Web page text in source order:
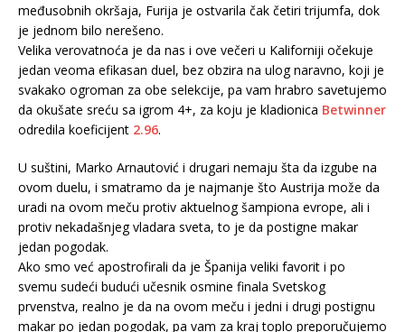
međusobnih okršaja, Furija je ostvarila čak četiri trijumfa, dok
je jednom bilo nerešeno.
Velika verovatnoća je da nas i ove večeri u Kaliforniji očekuje
jedan veoma efikasan duel, bez obzira na ulog naravno, koji je
svakako ogroman za obe selekcije, pa vam hrabro savetujemo
da okušate sreću sa igrom 4+, za koju je kladionica Betwinner
odredila koeficijent 2.96.
U suštini, Marko Arnautović i drugari nemaju šta da izgube na
ovom duelu, i smatramo da je najmanje što Austrija može da
uradi na ovom meču protiv aktuelnog šampiona evrope, ali i
protiv nekadašnjeg vladara sveta, to je da postigne makar
jedan pogodak.
Ako smo već apostrofirali da je Španija veliki favorit i po
svemu sudeći budući učesnik osmine finala Svetskog
prvenstva, realno je da na ovom meču i jedni i drugi postignu
makar po jedan pogodak, pa vam za kraj toplo preporučujemo